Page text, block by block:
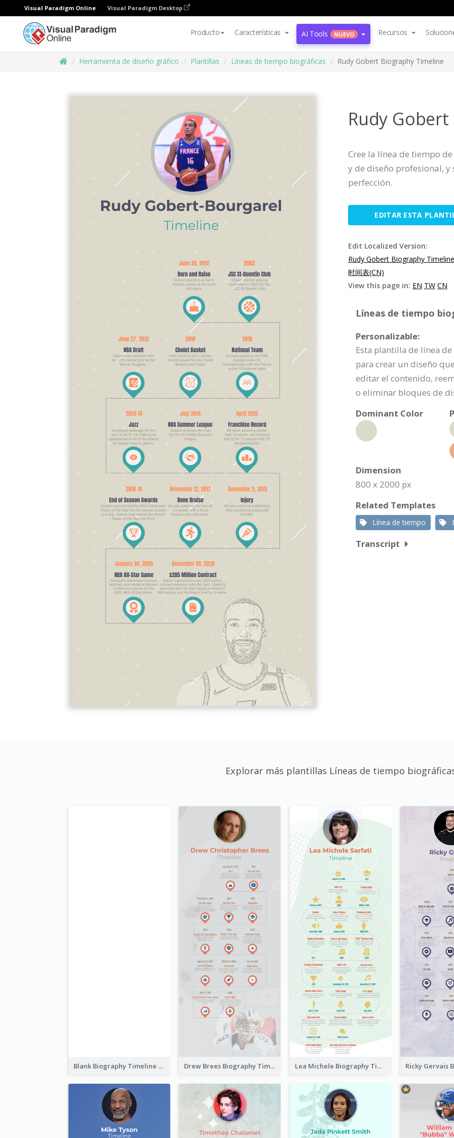
Visual Paradigm Online Visual Paradigm Desktop
Producto Características AI Tools NUEVO Recursos
Herramienta de diseño gráfico Plantillas Líneas de tiempo biográficas Rudy Gobert Biography Timeline
Rudy
Cree la línea de tiempo
y de diseño profesional, y
perfección.
EDITAR ESTA
Edit Localized Version:
Rudy Gobert Biography
时间表(CN)
View this page in: EN TW CN
Líneas de tiempo
Personalizable:
Esta plantilla de línea
para crear un diseño
editar el contenido,
o eliminar bloques de
Dominant Color
Dimension
800 x 2000 px
Related Templates
Línea de tiempo
Transcript
Explorar más plantillas Líneas de tiempo
Blank Biography Timeline Drew Brees Biography Timeline Lea Michele Biography Timeline